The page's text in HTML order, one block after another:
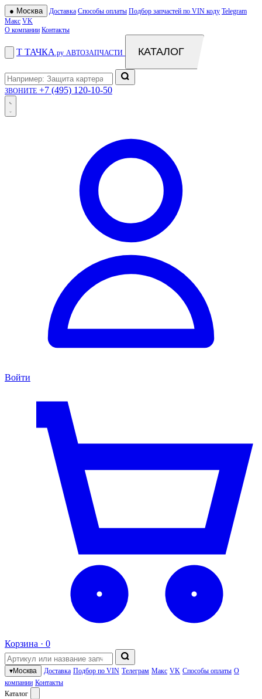
● Москва Доставка Способы оплаты Подбор запчастей по VIN коду Telegram
Макс VK
О компании Контакты
Т ТАЧКА .ру АВТОЗАПЧАСТИ КАТАЛОГ
ЗВОНИТЕ +7 (495) 120-10-50
Войти
Корзина · 0
▾Москва Доставка Подбор по VIN Телеграм Макс VK Способы оплаты О
компании Контакты
Каталог